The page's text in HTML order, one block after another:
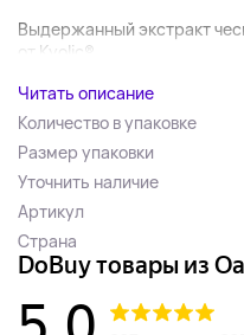
Выдержанный экстракт
от Kyolic®...
Читать описание
Количество в упаковке
Размер упаковки
Уточнить наличие
Артикул
Страна